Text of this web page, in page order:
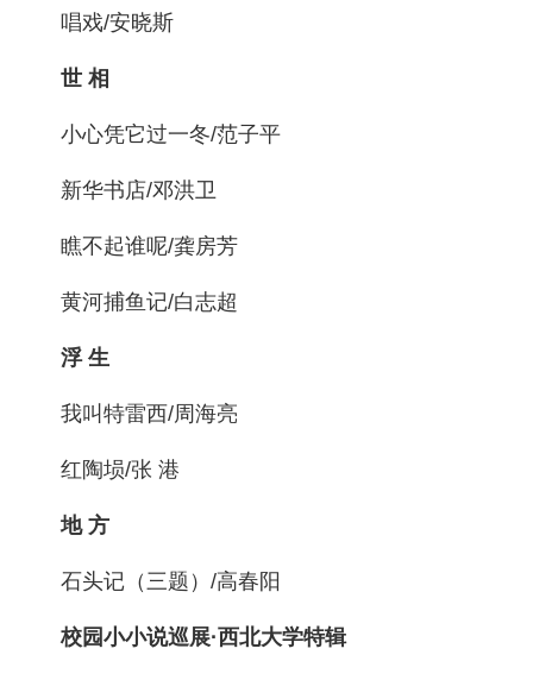
唱戏/安晓斯
世 相
小心凭它过一冬/范子平
新华书店/邓洪卫
瞧不起谁呢/龚房芳
黄河捕鱼记/白志超
浮 生
我叫特雷西/周海亮
红陶埙/张 港
地 方
石头记（三题）/高春阳
校园小小说巡展·西北大学特辑